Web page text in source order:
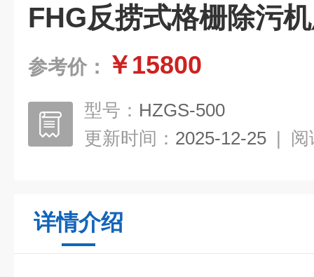
FHG反捞式格栅除污
参考价： ￥15800
型号： HZGS-500
更新时间： 2025-12-25 | 阅
详情介绍